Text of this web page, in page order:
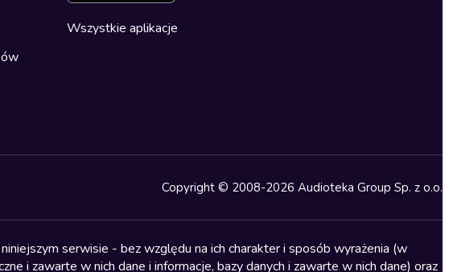
Wszystkie aplikacje
Copyright © 2008-2026 Audioteka Group Sp. z o.o.
serwisie - bez względu na ich charakter i sposób wyrażenia (w
i zawarte w nich dane i informacje, bazy danych i zawarte w nich dane) oraz